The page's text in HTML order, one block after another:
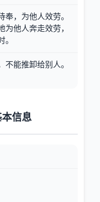
奉，为他人效劳。
为他人奔走效劳，
。
不能推卸给别人。
本信息